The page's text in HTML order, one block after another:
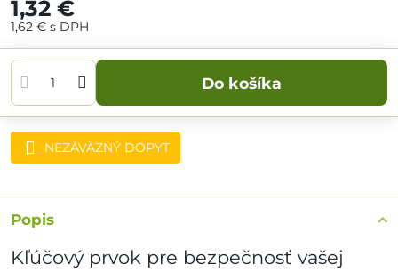
1,32 €
1,62 € s DPH
Do košíka
NEZÁVÄZNÝ DOPYT
Popis
Kľúčový prvok pre bezpečnosť vašej